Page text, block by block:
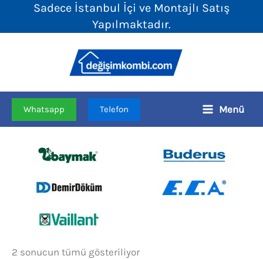
Sadece İstanbul İçi ve Montajlı Satış
Yapılmaktadır.
Whatsapp Telefon Menü
2 sonucun tümü gösteriliyorFiyata